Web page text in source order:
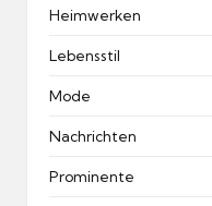
Heimwerken
Lebensstil
Mode
Nachrichten
Prominente